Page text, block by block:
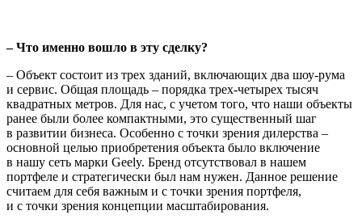
– Что именно вошло в эту сделку?
– Объект состоит из трех зданий, включающих два шоу-рума
и сервис. Общая площадь – порядка трех-четырех тысяч
квадрат­ных метров. Для нас, с учетом того, что наши объекты
ранее были более компактными, это существенный шаг
в развитии бизнеса. Особенно с точки зрения дилерства –
основной целью приобрете­ния объекта было включение
в нашу сеть марки Geely. Бренд отсут­ствовал в нашем
портфеле и стратегически был нам нужен. Данное решение
считаем для себя важным и с точки зрения портфеля,
и с точки зрения концепции масштабирования.